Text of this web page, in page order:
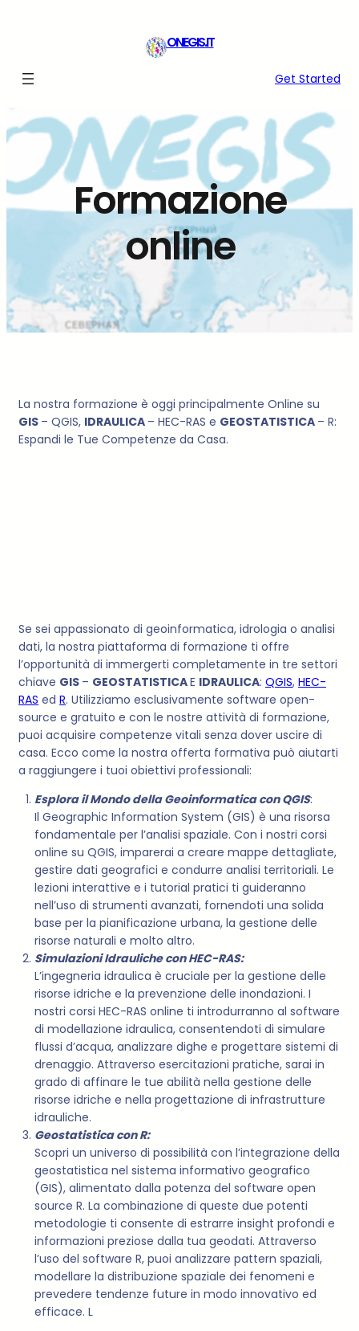
ONEGIS.IT
Get Started
Formazione
online
La nostra formazione è oggi principalmente Online su
GIS – QGIS, IDRAULICA – HEC-RAS e GEOSTATISTICA – R:
Espandi le Tue Competenze da Casa.
Se sei appassionato di geoinformatica, idrologia o analisi
dati, la nostra piattaforma di formazione ti offre
l’opportunità di immergerti completamente in tre settori
chiave GIS – GEOSTATISTICAE IDRAULICA: QGIS, HEC-
RAS ed R. Utilizziamo esclusivamente software open-
source e gratuito e con le nostre attività di formazione,
puoi acquisire competenze vitali senza dover uscire di
casa. Ecco come la nostra offerta formativa può aiutarti
a raggiungere i tuoi obiettivi professionali:
Esplora il Mondo della Geoinformatica con QGIS:
Il Geographic Information System (GIS) è una risorsa
fondamentale per l’analisi spaziale. Con i nostri corsi
online su QGIS, imparerai a creare mappe dettagliate,
gestire dati geografici e condurre analisi territoriali. Le
lezioni interattive e i tutorial pratici ti guideranno
nell’uso di strumenti avanzati, fornendoti una solida
base per la pianificazione urbana, la gestione delle
risorse naturali e molto altro.
Simulazioni Idrauliche con HEC-RAS:
L’ingegneria idraulica è cruciale per la gestione delle
risorse idriche e la prevenzione delle inondazioni. I
nostri corsi HEC-RAS online ti introdurranno al software
di modellazione idraulica, consentendoti di simulare
flussi d’acqua, analizzare dighe e progettare sistemi di
drenaggio. Attraverso esercitazioni pratiche, sarai in
grado di affinare le tue abilità nella gestione delle
risorse idriche e nella progettazione di infrastrutture
idrauliche.
Geostatistica con R:
Scopri un universo di possibilità con l’integrazione della
geostatistica nel sistema informativo geografico
(GIS), alimentato dalla potenza del software open
source R. La combinazione di queste due potenti
metodologie ti consente di estrarre insight profondi e
informazioni preziose dalla tua geodati. Attraverso
l’uso del software R, puoi analizzare pattern spaziali,
modellare la distribuzione spaziale dei fenomeni e
prevedere tendenze future in modo innovativo ed
efficace. L